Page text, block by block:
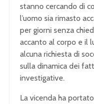
stanno cercando di
l’uomo sia rimasto
per giorni senza
accanto al corpo e il
alcuna richiesta di
sulla dinamica dei
investigative.
La vicenda ha